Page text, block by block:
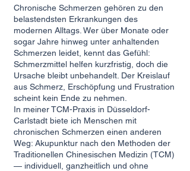
Chronische Schmerzen gehören zu den
belastendsten Erkrankungen des
modernen Alltags. Wer über Monate oder
sogar Jahre hinweg unter anhaltenden
Schmerzen leidet, kennt das Gefühl:
Schmerzmittel helfen kurzfristig, doch die
Ursache bleibt unbehandelt. Der Kreislauf
aus Schmerz, Erschöpfung und Frustration
scheint kein Ende zu nehmen.
In meiner TCM-Praxis in Düsseldorf-
Carlstadt biete ich Menschen mit
chronischen Schmerzen einen anderen
Weg: Akupunktur nach den Methoden der
Traditionellen Chinesischen Medizin (TCM)
— individuell, ganzheitlich und ohne